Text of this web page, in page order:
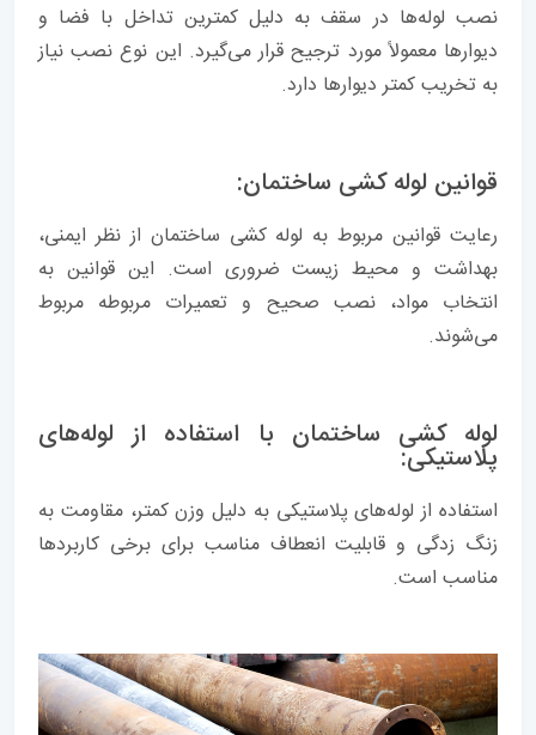
نصب لوله‌ها در سقف به دلیل کمترین تداخل با فضا و
دیوارها معمولاً مورد ترجیح قرار می‌گیرد. این نوع نصب نیاز
به تخریب کمتر دیوارها دارد.
قوانین لوله کشی ساختمان:
رعایت قوانین مربوط به لوله کشی ساختمان از نظر ایمنی،
بهداشت و محیط زیست ضروری است. این قوانین به
انتخاب مواد، نصب صحیح و تعمیرات مربوطه مربوط
می‌شوند.
لوله کشی ساختمان با استفاده از لوله‌های
پلاستیکی:
استفاده از لوله‌های پلاستیکی به دلیل وزن کمتر، مقاومت به
زنگ زدگی و قابلیت انعطاف مناسب برای برخی کاربردها
مناسب است.